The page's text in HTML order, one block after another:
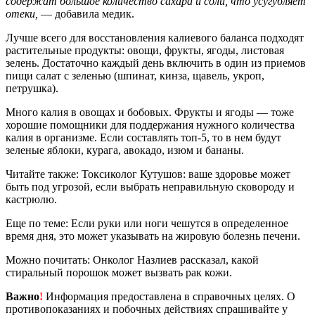
отеки, — добавила медик.
Лучше всего для восстановления калиевого баланса подходят
растительные продукты: овощи, фрукты, ягоды, листовая
зелень. Достаточно каждый день включить в один из приемов
пищи салат с зеленью (шпинат, кинза, щавель, укроп,
петрушка).
Много калия в овощах и бобовых. Фрукты и ягоды — тоже
хорошие помощники для поддержания нужного количества
калия в организме. Если составлять топ-5, то в нем будут
зеленые яблоки, курага, авокадо, изюм и бананы.
Читайте также: Токсиколог Кутушов: ваше здоровье может
быть под угрозой, если выбрать неправильную сковороду и
кастрюлю.
Еще по теме: Если руки или ноги чешутся в определенное
время дня, это может указывать на жировую болезнь печени.
Можно почитать: Онколог Назлиев рассказал, какой
стиральный порошок может вызвать рак кожи.
Важно! Информация предоставлена в справочных целях. О
противопоказаниях и побочных действиях спрашивайте у